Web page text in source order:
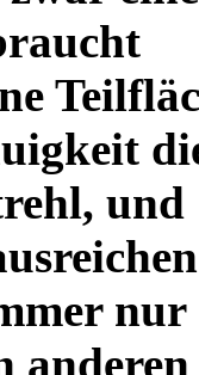
und
nur
anderen